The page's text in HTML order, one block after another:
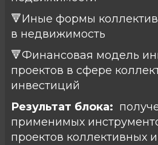
🔻Иные формы
в недвижимость
🔻Финансовая модель
проектов в сфере
инвестиций
Результат блока:
применимых
проектов коллективных